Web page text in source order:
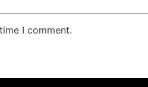
I comment.